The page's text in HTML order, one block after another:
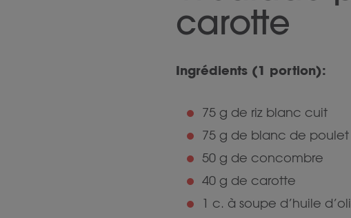
carotte
Ingrédients (1 portion):
75 g de riz blanc cuit
75 g de blanc de poulet
50 g de concombre
40 g de carotte
1 c. à soupe d’huile